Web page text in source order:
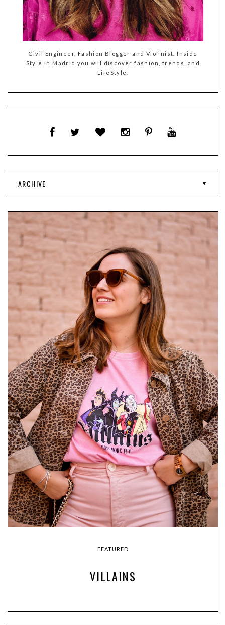
Civil Engineer, Fashion Blogger and Violinist. Inside
Style in Madrid you will discover fashion, trends, and
LifeStyle.
ARCHIVE
FEATURED
VILLAINS